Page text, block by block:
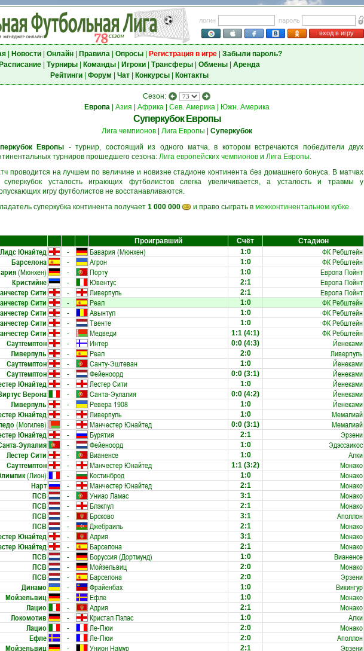
логин
пароль
вход в игру
| Новости| Онлайн| Правила| Опросы| Регистрация в игре| Забыли пароль?
Расписание| Турниры| Команды| Игроки| Трансферы| Обмены| Аренда
Рейтинги| Форум Чат| Конкурсы| Контакты
Сезон:
Европа
Азия Африка Сев. Америка Южн. Америка
Суперкубок Европы
Лига чемпионов Лига Европы
Суперкубок
Европы - турнир, состоящий из одного матча, в котором встречаются победители двух
турниров прошедшего сезона: Лига европейских чемпионов и Лига Европы.
проводится на лучшем по величине и новизне стадионе континента без домашнего бонуса. В матчах
суперкубок усталость играющих футболистов слегка увеличивается, а усталость и травмы у
игру футболистов не восстанавливаются.
суперкубка континента получает 1 000 000 и право сыграть в межконтинентальном кубке.
Проигравший Счёт Стадион
Лидс Юнайтед - Бавария (Мюнхен) 1:0
ФК Ребштейн
Барселона - Агрон 1:0
ФК Ребштейн
(Мюнхен) - Порту 1:0
Европа Пойнт
Кристийне - Ювентус 2:1
Европа Пойнт
Сити - Ливерпуль 2:1
Европа Пойнт
Сити - Реал 1:0
ФК Ребштейн
Сити - Авынтул 1:0
ФК Ребштейн
Сити - Твенте 1:0
ФК Ребштейн
Сити - Медведи 1:1 (4:1)
ФК Ребштейн
Саутгемптон - Интер 0:0 (4:3)
Йенеками
Ливерпуль - Реал 2:0
Ливерпуль
Саутгемптон - Санту-Эштеван 1:0
Йенеками
Саутгемптон - Фейеноорд 0:0 (3:1)
Йенеками
Юнайтед - Лестер Сити 1:0
Йенеками
Верона - Санта-Эулалия 0:0 (4:2)
Йенеками
Ливерпуль - Ревера 1908 1:0
Йенеками
Юнайтед - Ливерпуль 1:0
Мемалиай
(Могилев) - Манчестер Юнайтед 0:0 (3:1)
Мемалиай
Юнайтед - Бурятия 2:1
Эрзени
Эулалия - Фейеноорд 1:0
Эдэссаикос
Лестер Сити - Вианенсе 1:0
Алки
Саутгемптон - Манчестер Юнайтед 1:1 (3:2)
Монако
(Лион) - Костинброд 1:0
Монако
Нарт - Манчестер Юнайтед 2:1
Монако
ПСВ - Униао Ламас 3:1
Монако
ПСВ - Блэкпул 2:1
Монако
ПСВ - Брсково 3:1
Аполлон
ПСВ - Джебраиль 2:1
Монако
Юнайтед - Адрия 3:1
Монако
Юнайтед - Барселона 2:1
Монако
ПСВ - Боруссия (Дортмунд) 1:0
Вианенсе
ПСВ - Мойзельвиц 2:0
Монако
ПСВ - Барселона 2:0
Эрзени
Динамо - Фрайенбах 1:0
Викингур
Мойзельвиц - Ефле 1:0
Монако
Лацио - Адрия 2:1
Монако
Локомотив - Кристал Пэлас 1:0
Алки
Лацио - Ле-Пюи 2:0
Монако
Ефле - Ле-Пюи 2:0
Аполлон
Мойзельвиц - Унион Намур 2:1
Эрзени